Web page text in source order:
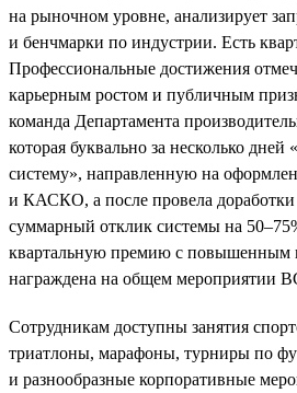
на рыночном уровне, анализирует
и бенчмарки по индустрии. Есть
Профессиональные достижения
карьерным ростом и публичным
команда Департамента
которая буквально за несколько
систему», направленную на
и КАСКО, а после провела
суммарный отклик системы на
квартальную премию с повышенным
награждена на общем мероприятии
Сотрудникам доступны занятия
триатлоны, марафоны, турниры по
и разнообразные корпоративные